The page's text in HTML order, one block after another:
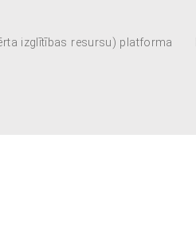
izglītības resursu) platforma